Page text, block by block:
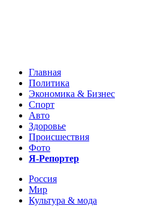
Главная
Политика
Экономика & Бизнес
Спорт
Авто
Здоровье
Происшествия
Фото
Я-Репортер
Россия
Мир
Культура & мода